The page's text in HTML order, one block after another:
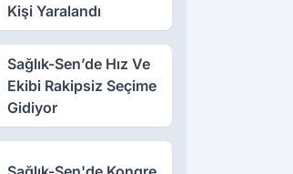
Kişi Yaralandı
Sağlık-Sen’de Hız Ve
Ekibi Rakipsiz Seçime
Gidiyor